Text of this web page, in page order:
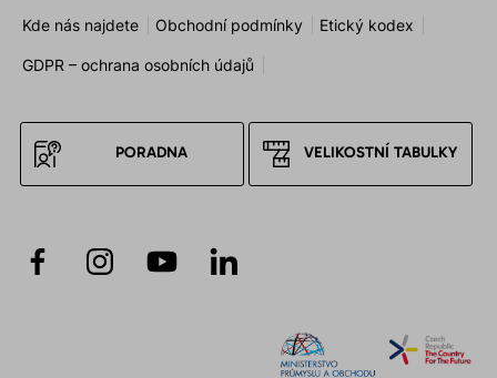
Kde nás najdete Obchodní podmínky Etický kodex
GDPR – ochrana osobních údajů
PORADNA VELIKOSTNÍ TABULKY